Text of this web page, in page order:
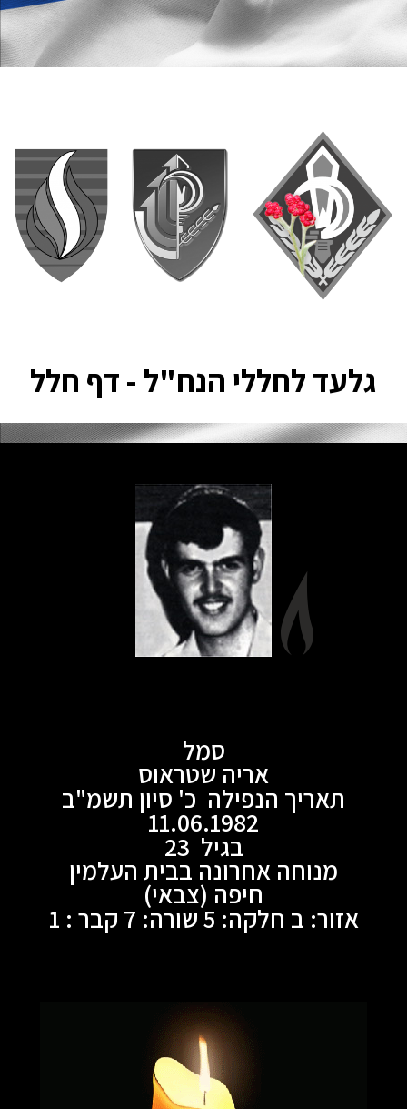
גלעד לחללי הנח"ל - דף חלל
סמל
אריה שטראוס
תאריך הנפילה כ' סיון תשמ"ב
11.06.1982
בגיל 23
מנוחה אחרונה בבית העלמין
חיפה (צבאי)
אזור: ב חלקה: 5 שורה: 7 קבר : 1